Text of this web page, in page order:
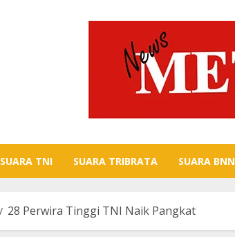
SUARA TNI SUARA TRIBRATA SUARA BNN
28 Perwira Tinggi TNI Naik Pangkat